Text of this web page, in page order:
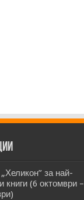
за най-
книги (6 октомври –